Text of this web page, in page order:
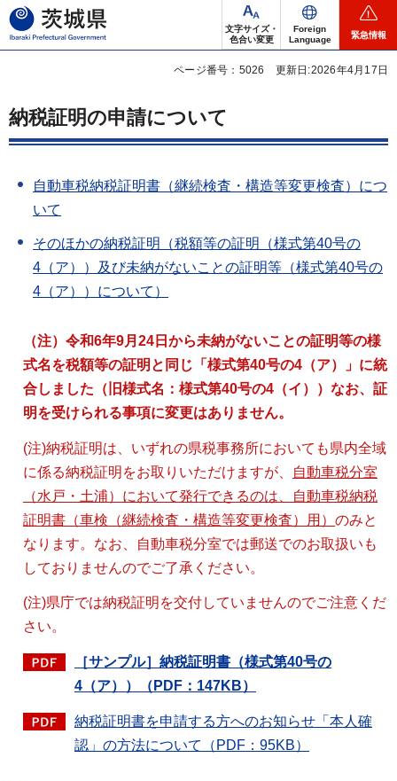
茨城県
文字サイズ・
色合い変更
Foreign
Language
緊急情報
ページ番号：5026 更新日:2026年4月17日
納税証明の申請について
自動車税納税証明書（継続検査・構造等変更検査）につ
いて
そのほかの納税証明（税額等の証明（様式第40号の
4（ア））及び未納がないことの証明等（様式第40号の
4（ア））について）
（注）令和6年9月24日から未納がないことの証明等の様
式名を税額等の証明と同じ 「様式第40号の4（ア）」に統
合しました（旧様式名：様式第40号の4（イ））なお、証
明を受けられる事項に変更はありません。
(注)納税証明は、いずれの県税事務所においても県内全域
に係る納税証明をお取りいただけますが、
自動車税分室
（水戸・土浦）において発行できるのは、自動車税納税
証明書（車検（継続検査・構造等変更検査）用） のみと
なります。なお、自動車税分室では郵送でのお取扱いも
しておりませんのでご了承ください。
(注)県庁では納税証明を交付していませんのでご注意くだ
さい。
［サンプル］納税証明書（様式第40号の
4（ア））（PDF：147KB）
納税証明書を申請する方へのお知らせ「本人確
認」の方法について（PDF：95KB）